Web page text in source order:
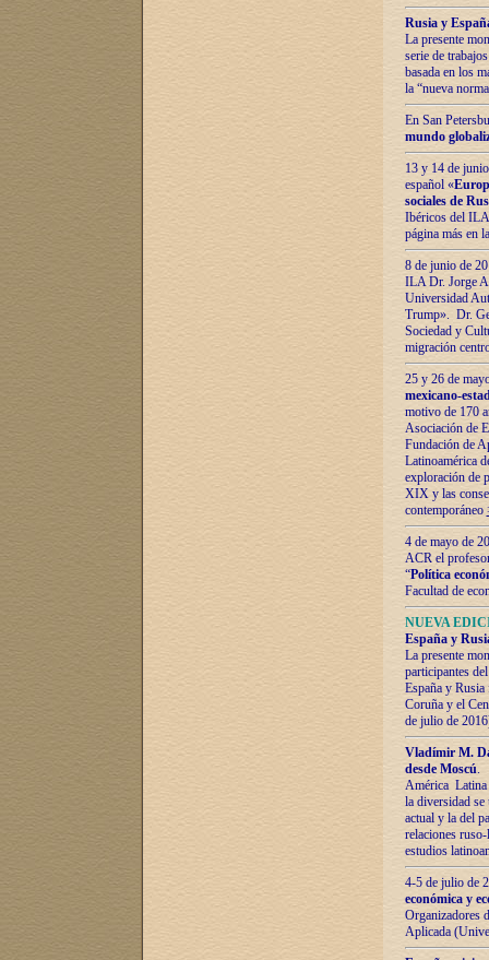
Rusia y
La presente
serie de
basada en los
la “nueva
En San
mundo
13 y 14 de
español «
sociales de
Ibéricos del ILA
página más en
8 de junio de
ILA Dr. Jorge
Universidad
Trump». Dr.
Sociedad y
migración
25 y 26 de
mexicano-
motivo de 170
Asociación de
Fundación de
Latinoamérica
exploración de
XIX y las
contemporáneo
4 de mayo de
ACR el
“Política
Facultad de
NUEVA
España y
La presente
participantes
España y
Coruña y el
de julio de
Vladímir М.
desde Moscú.
América Latina
la diversidad
actual у lа del
relaciones
estudios
4-5 de julio de
económica y
Organizadores
Aplicada